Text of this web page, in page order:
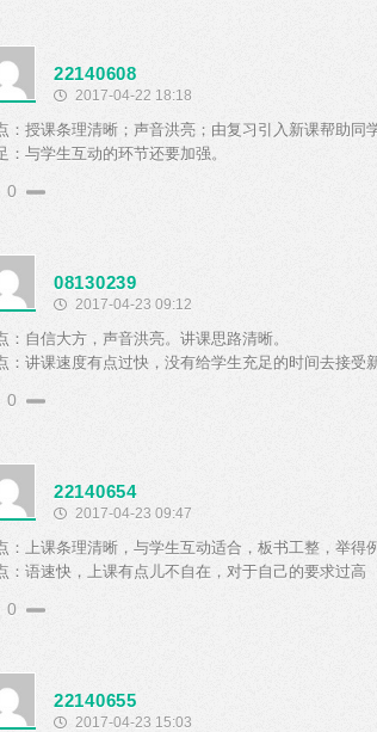
22140608
2017-04-22 18:18
：授课条理清晰；声音洪亮；由复习引入新课帮助同
：与学生互动的环节还要加强。
0
08130239
2017-04-23 09:12
：自信大方，声音洪亮。讲课思路清晰。
：讲课速度有点过快，没有给学生充足的时间去接受
0
22140654
2017-04-23 09:47
：上课条理清晰，与学生互动适合，板书工整，举得
：语速快，上课有点儿不自在，对于自己的要求过高
0
22140655
2017-04-23 15:03